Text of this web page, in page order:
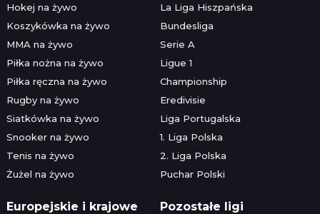
Hokej na żywo
Koszykówka na żywo
MMA na żywo
Piłka nożna na żywo
Piłka ręczna na żywo
Rugby na żywo
Siatkówka na żywo
Snooker na żywo
Tenis na żywo
Żużel na żywo
La Liga Hiszpańska
Bundesliga
Serie A
Ligue 1
Championship
Eredivisie
Liga Portugalska
1. Liga Polska
2. Liga Polska
Puchar Polski
Europejskie i krajowe
Pozostałe ligi